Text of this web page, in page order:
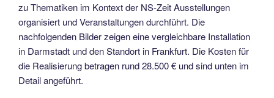
zu Thematiken im Kontext der NS-Zeit Ausstellungen
organisiert und Veranstaltungen durchführt. Die
nachfolgenden Bilder zeigen eine vergleichbare Installation
in Darmstadt und den Standort in Frankfurt. Die Kosten für
die Realisierung betragen rund 28.500 € und sind unten im
Detail angeführt.